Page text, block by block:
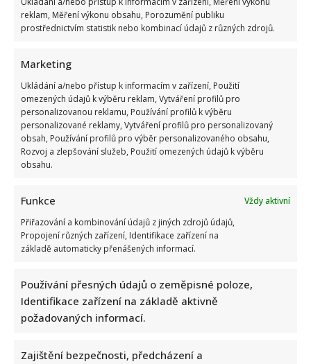
reklam, Měření výkonu obsahu, Porozumění publiku
prostřednictvím statistik nebo kombinací údajů z různých zdrojů.
Marketing
Ukládání a/nebo přístup k informacím v zařízení, Použití
omezených údajů k výběru reklam, Vytváření profilů pro
personalizovanou reklamu, Používání profilů k výběru
personalizované reklamy, Vytváření profilů pro personalizovaný
obsah, Používání profilů pro výběr personalizovaného obsahu,
Rozvoj a zlepšování služeb, Použití omezených údajů k výběru
obsahu.
Funkce
Vždy aktivní
Přiřazování a kombinování údajů z jiných zdrojů údajů,
Propojení různých zařízení, Identifikace zařízení na
základě automaticky přenášených informací.
Používání přesných údajů o zeměpisné poloze,
Identifikace zařízení na základě aktivně
požadovaných informací.
Zajištění bezpečnosti, předcházení a